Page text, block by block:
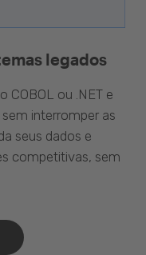
legados
ou .NET e
interromper as
seus dados e
competitivas, sem